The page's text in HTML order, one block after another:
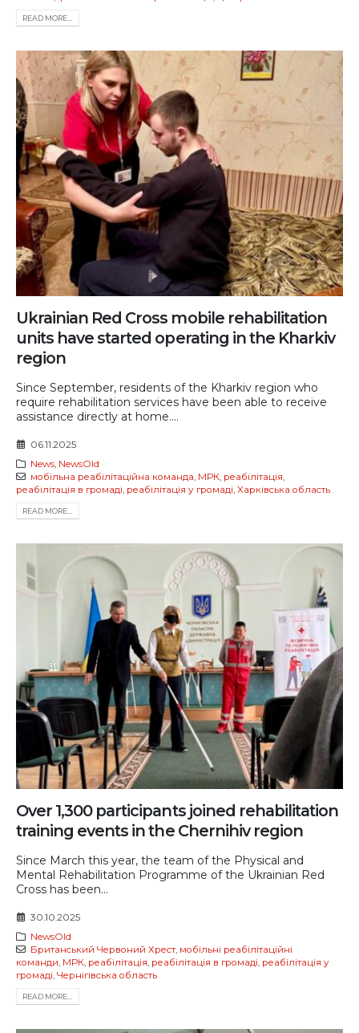
READ MORE...
Ukrainian Red Cross mobile rehabilitation
units have started operating in the Kharkiv
region
Since September, residents of the Kharkiv region who
require rehabilitation services have been able to receive
assistance directly at home....
06.11.2025
News, NewsOld
мобільна реабілітаційна команда, МРК, реабілітація,
реабілітація в громаді, реабілітація у громаді, Харківська область
READ MORE...
Over 1,300 participants joined rehabilitation
training events in the Chernihiv region
Since March this year, the team of the Physical and
Mental Rehabilitation Programme of the Ukrainian Red
Cross has been...
30.10.2025
NewsOld
Британський Червоний Хрест, мобільні реабілітаційні
команди, МРК, реабілітація, реабілітація в громаді, реабілітація у
громаді, Чернігівська область
READ MORE...